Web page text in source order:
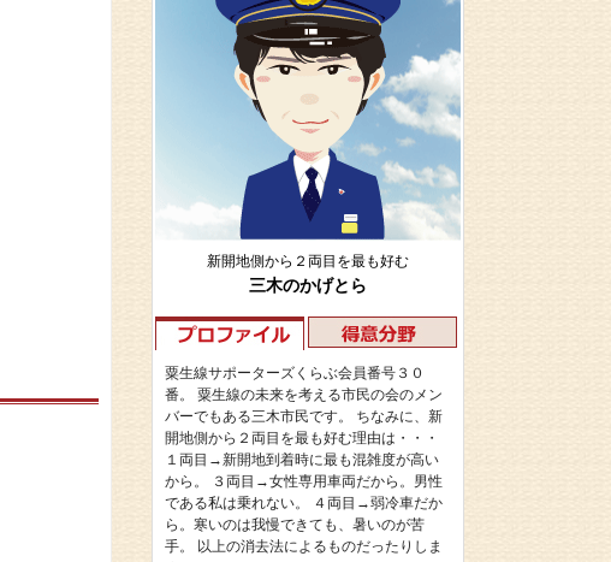
新開地側から２両目を最も好む
三木のかげとら
粟生線サポーターズくらぶ会員番号３０
番。 粟生線の未来を考える市民の会のメン
バーでもある三木市民です。 ちなみに、新
開地側から２両目を最も好む理由は・・・
１両目→新開地到着時に最も混雑度が高い
から。 ３両目→女性専用車両だから。男性
である私は乗れない。 ４両目→弱冷車だか
ら。寒いのは我慢できても、暑いのが苦
手。 以上の消去法によるものだったりしま